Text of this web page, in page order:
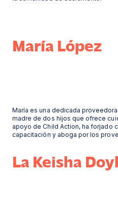
María López
María es una dedicada
madre de dos hijos que ofrece
apoyo de Child Action, ha forjado
capacitación y aboga por los
La Keisha